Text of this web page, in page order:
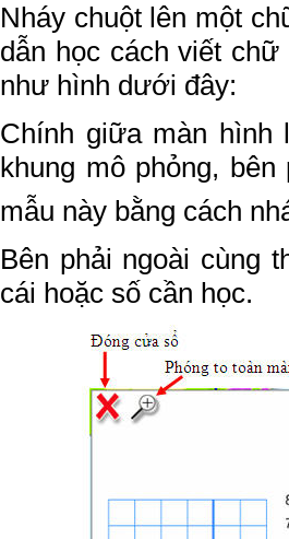
Nháy chuột lên một
dẫn học cách viết
như hình dưới đây:
Chính giữa màn hình
khung mô phỏng,
mẫu này bằng cách
Bên phải ngoài cùng
cái hoặc số cần học.